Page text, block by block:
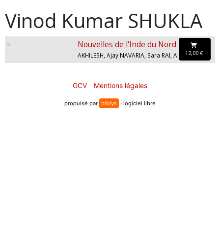
Vinod Kumar SHUKLA
Nouvelles de l'Inde du Nord
AKHILESH, Ajay NAVARIA, Sara RAI, Alka SARAOGI, Geetanjali SHREE, Vinod Kumar SHUKLA
12,00 €
GCV Mentions légales
propulsé par biblys · logiciel libre